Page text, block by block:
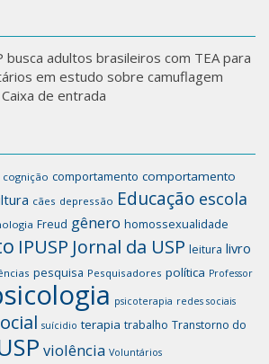
busca adultos brasileiros com TEA para
em estudo sobre camuflagem
de entrada
cognição comportamento comportamento
cães depressão Educação escola
Freud gênero homossexualidade
IPUSP Jornal da USP leitura livro
pesquisa Pesquisadores política Professor
psicoterapia redes sociais
suícidio terapia trabalho Transtorno do
violência Voluntários